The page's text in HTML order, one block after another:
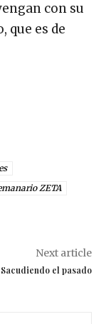
con su
que es de
ZETA
Next article
Sacudiendo el pasado